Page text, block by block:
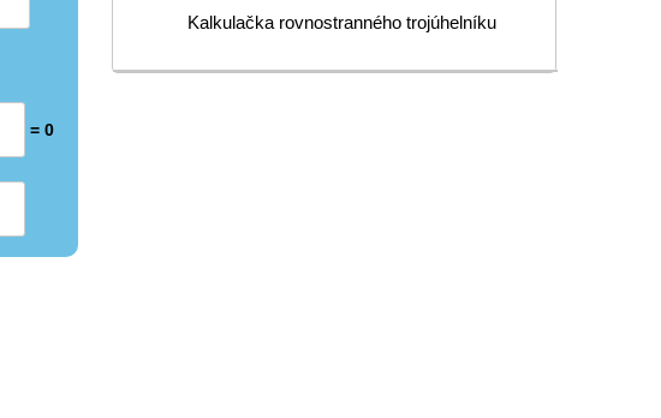
= 0
Kalkulačka rovnostranného trojúhelníku